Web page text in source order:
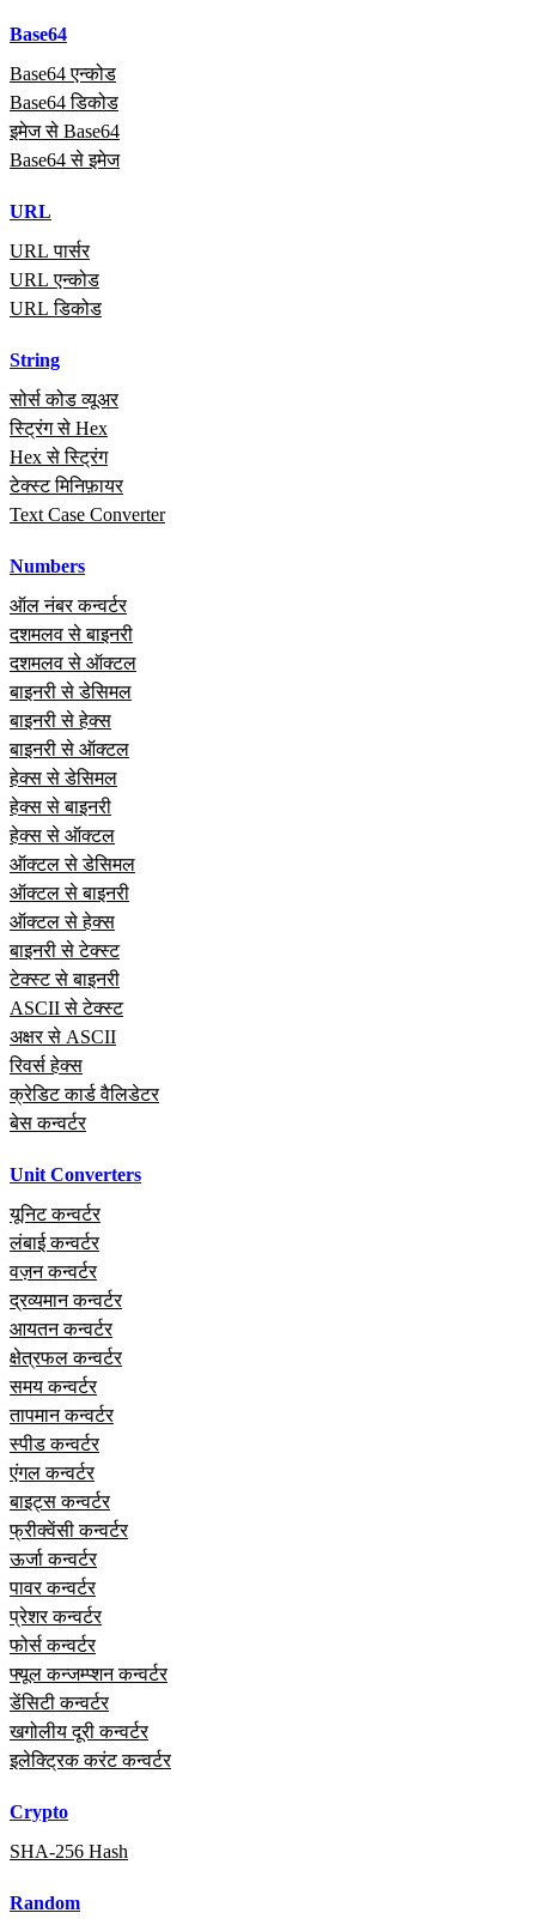
Base64
Base64 एन्कोड
Base64 डिकोड
इमेज से Base64
Base64 से इमेज
URL
URL पार्सर
URL एन्कोड
URL डिकोड
String
सोर्स कोड व्यूअर
स्ट्रिंग से Hex
Hex से स्ट्रिंग
टेक्स्ट मिनिफ़ायर
Text Case Converter
Numbers
ऑल नंबर कन्वर्टर
दशमलव से बाइनरी
दशमलव से ऑक्टल
बाइनरी से डेसिमल
बाइनरी से हेक्स
बाइनरी से ऑक्टल
हेक्स से डेसिमल
हेक्स से बाइनरी
हेक्स से ऑक्टल
ऑक्टल से डेसिमल
ऑक्टल से बाइनरी
ऑक्टल से हेक्स
बाइनरी से टेक्स्ट
टेक्स्ट से बाइनरी
ASCII से टेक्स्ट
अक्षर से ASCII
रिवर्स हेक्स
क्रेडिट कार्ड वैलिडेटर
बेस कन्वर्टर
Unit Converters
यूनिट कन्वर्टर
लंबाई कन्वर्टर
वज़न कन्वर्टर
द्रव्यमान कन्वर्टर
आयतन कन्वर्टर
क्षेत्रफल कन्वर्टर
समय कन्वर्टर
तापमान कन्वर्टर
स्पीड कन्वर्टर
एंगल कन्वर्टर
बाइट्स कन्वर्टर
फ्रीक्वेंसी कन्वर्टर
ऊर्जा कन्वर्टर
पावर कन्वर्टर
प्रेशर कन्वर्टर
फोर्स कन्वर्टर
फ्यूल कन्जम्प्शन कन्वर्टर
डेंसिटी कन्वर्टर
खगोलीय दूरी कन्वर्टर
इलेक्ट्रिक करंट कन्वर्टर
Crypto
SHA-256 Hash
Random